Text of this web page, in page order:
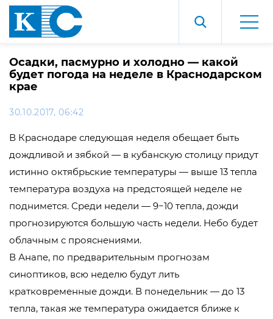
Осадки, пасмурно и холодно — какой
будет погода на неделе в Краснодарском
крае
30.10.2017, 06:42
В Краснодаре следующая неделя обещает быть
дождливой и зябкой — в кубанскую столицу придут
истинно октябрьские температуры — выше 13 тепла
температура воздуха на предстоящей неделе не
поднимется. Среди недели — 9−10 тепла, дожди
прогнозируются большую часть недели. Небо будет
облачным с прояснениями.
В Анапе, по предварительным прогнозам
синоптиков, всю неделю будут лить
кратковременные дожди. В понедельник — до 13
тепла, такая же температура ожидается ближе к